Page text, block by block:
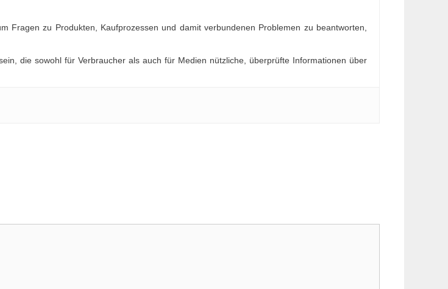
Fragen zu Produkten, Kaufprozessen und damit verbundenen Problemen zu beantworten,
die sowohl für Verbraucher als auch für Medien nützliche, überprüfte Informationen über